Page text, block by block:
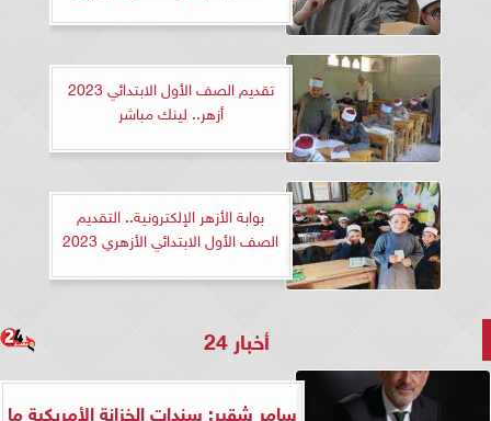
تقديم الصف الأول الابتدائي 2023
أزهر.. لينك مباشر
بوابة الأزهر الإلكترونية.. التقديم
الصف الأول الابتدائي الأزهري 2023
أخبار 24
سامر شقير: سندات الخزانة الأمريكية ما